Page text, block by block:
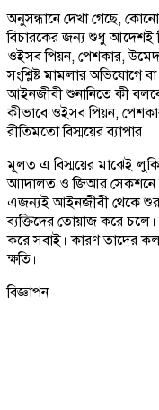
অনুসন্ধানে দেখা গেছে,
বিচারকের জন্য শুধু আদেশই
ওইসব পিয়ন, পেশকার,
সংশ্লিষ্ট মামলার
আইনজীবী শুনানিতে কী
কীভাবে ওইসব পিয়ন,
রীতিমতো বিস্ময়ের ব্যাপার।
মূলত এ বিস্ময়ের মাঝেই
আাদালত ও জিআর সেকশনে
এজন্যই আইনজীবী থেকে শুরু
ব্যক্তিদের তোয়াজ করে চলে।
করে সবাই। কারণ তাদের
ক্ষতি।
বিজ্ঞাপন